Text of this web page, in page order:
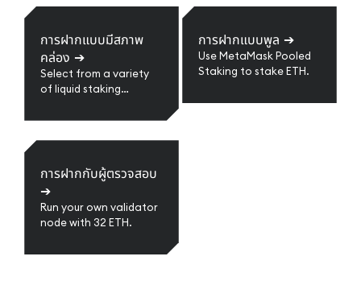
การฝากแบบมีสภาพ
คล่อง ➔
Select from a variety
of liquid staking
การฝากแบบพูล ➔
Use MetaMask Pooled
Staking to stake ETH.
การฝากกับผู้ตรวจสอบ
➔
Run your own validator
node with 32 ETH.